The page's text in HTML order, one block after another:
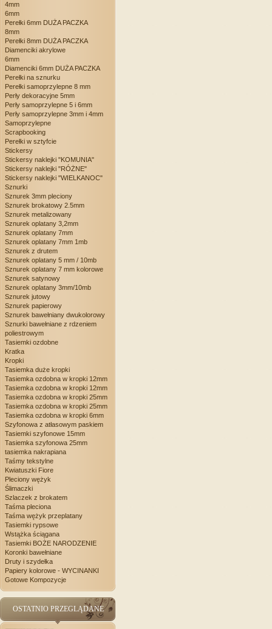
4mm
6mm
Perełki 6mm DUŻA PACZKA
8mm
Perełki 8mm DUŻA PACZKA
Diamenciki akrylowe
6mm
Diamenciki 6mm DUŻA PACZKA
Perełki na sznurku
Perełki samoprzylepne 8 mm
Perły dekoracyjne 5mm
Perły samoprzylepne 5 i 6mm
Perły samoprzylepne 3mm i 4mm
Samoprzylepne
Scrapbooking
Perełki w sztyfcie
Stickersy
Stickersy naklejki "KOMUNIA"
Stickersy naklejki "RÓŻNE"
Stickersy naklejki "WIELKANOC"
Sznurki
Sznurek 3mm pleciony
Sznurek brokatowy 2.5mm
Sznurek metalizowany
Sznurek oplatany 3,2mm
Sznurek oplatany 7mm
Sznurek oplatany 7mm 1mb
Sznurek z drutem
Sznurek oplatany 5 mm / 10mb
Sznurek oplatany 7 mm kolorowe
Sznurek satynowy
Sznurek oplatany 3mm/10mb
Sznurek jutowy
Sznurek papierowy
Sznurek bawełniany dwukolorowy
Sznurki bawełniane z rdzeniem
poliestrowym
Tasiemki ozdobne
Kratka
Kropki
Tasiemka duże kropki
Tasiemka ozdobna w kropki 12mm
Tasiemka ozdobna w kropki 12mm
Tasiemka ozdobna w kropki 25mm
Tasiemka ozdobna w kropki 25mm
Tasiemka ozdobna w kropki 6mm
Szyfonowa z atłasowym paskiem
Tasiemki szyfonowe 15mm
Tasiemka szyfonowa 25mm
tasiemka nakrapiana
Taśmy tekstylne
Kwiatuszki Fiore
Pleciony wężyk
Ślimaczki
Szlaczek z brokatem
Taśma pleciona
Taśma wężyk przeplatany
Tasiemki rypsowe
Wstążka ściągana
Tasiemki BOŻE NARODZENIE
Koronki bawełniane
Druty i szydełka
Papiery kolorowe - WYCINANKI
Gotowe Kompozycje
OSTATNIO PRZEGLĄDANE